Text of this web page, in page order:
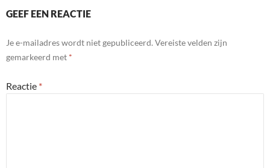
GEEF EEN REACTIE
Je e-mailadres wordt niet gepubliceerd. Vereiste velden zijn
gemarkeerd met *
Reactie *